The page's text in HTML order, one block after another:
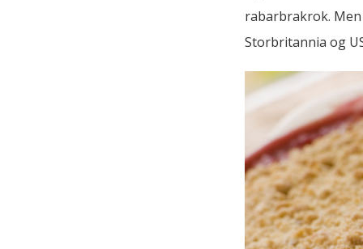
rabarbrakrok.
Storbritannia og